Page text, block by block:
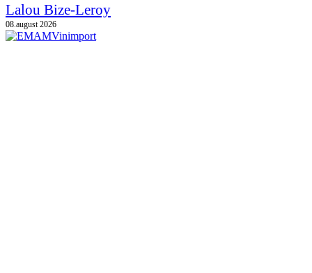
Lalou Bize-Leroy
08.august 2026